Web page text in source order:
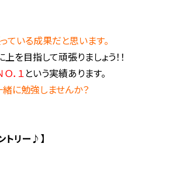
いる成果だと思います。
目指して頑張りましょう！！
．１という実績あります。
に勉強しませんか？
トリー♪】